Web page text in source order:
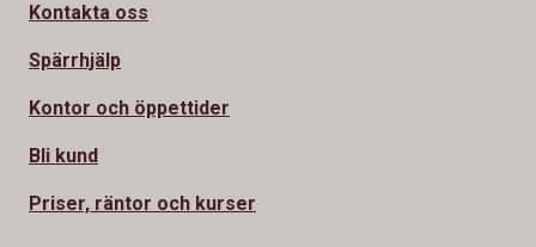
Kontakta oss
Spärrhjälp
Kontor och öppettider
Bli kund
Priser, räntor och kurser